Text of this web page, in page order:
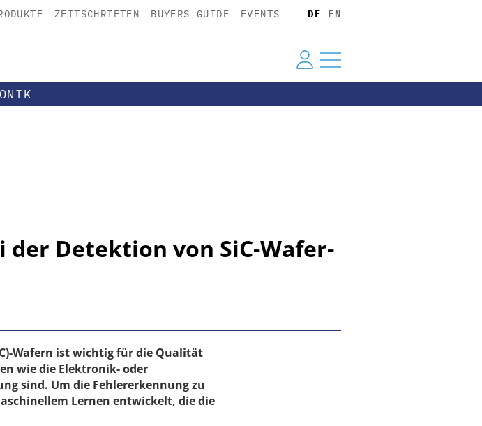
ZEITSCHRIFTEN BUYERS GUIDE EVENTS DE EN
Detektion von SiC-Wafer-
Wafern ist wichtig für die Qualität
wie die Elektronik- oder
sind. Um die Fehlererkennung zu
Lernen entwickelt, die die